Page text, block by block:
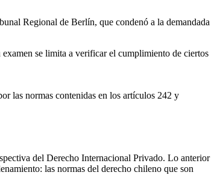
Regional de Berlín, que condenó a la demandada
se limita a verificar el cumplimiento de ciertos
las normas contenidas en los artículos 242 y
del Derecho Internacional Privado. Lo anterior
las normas del derecho chileno que son